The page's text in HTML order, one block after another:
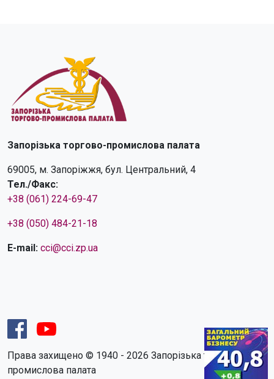
Запорізька торгово-промислова палата
69005, м. Запоріжжя, бул. Центральний, 4
Тел./Факс:
+38 (061) 224-69-47
+38 (050) 484-21-18
E-mail: cci@cci.zp.ua
Права захищено © 1940 - 2026 Запорізька торгово-
промислова палата